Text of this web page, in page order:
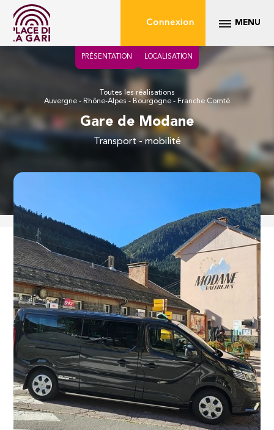
MENU
Connexion
Gare de Modane
transport - mobilité
Toutes les réalisations
Auvergne - Rhône-Alpes - Bourgogne - Franche Comté
PRÉSENTATION LOCALISATION